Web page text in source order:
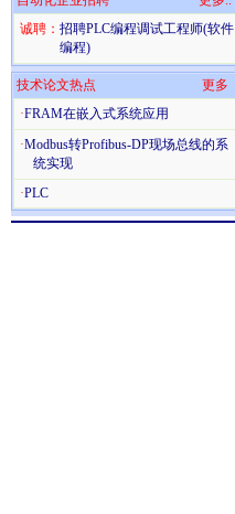
诚聘： 招聘PLC编程调试工程师(软件
编程)
技术论文热点
更多
·FRAM在嵌入式系统应用
·Modbus转Profibus-DP现场总线的系
统实现
·PLC